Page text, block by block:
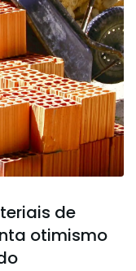
de
otimismo